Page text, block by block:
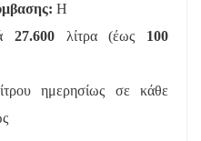
Η
27.600 λίτρα (έως 100
ημερησίως σε κάθε